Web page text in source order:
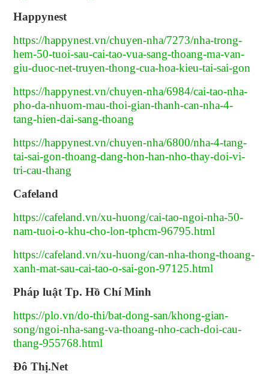
Happynest
https://happynest.vn/chuyen-nha/7273/nha-trong-
hem-50-tuoi-sau-cai-tao-vua-sang-thoang-ma-van-
giu-duoc-net-truyen-thong-cua-hoa-kieu-tai-sai-gon
https://happynest.vn/chuyen-nha/6984/cai-tao-nha-
pho-da-nhuom-mau-thoi-gian-thanh-can-nha-4-
tang-hien-dai-sang-thoang
https://happynest.vn/chuyen-nha/6800/nha-4-tang-
tai-sai-gon-thoang-dang-hon-han-nho-thay-doi-vi-
tri-cau-thang
Cafeland
https://cafeland.vn/xu-huong/cai-tao-ngoi-nha-50-
nam-tuoi-o-khu-cho-lon-tphcm-96795.html
https://cafeland.vn/xu-huong/can-nha-thong-thoang-
xanh-mat-sau-cai-tao-o-sai-gon-97125.html
Pháp luật Tp. Hồ Chí Minh
https://plo.vn/do-thi/bat-dong-san/khong-gian-
song/ngoi-nha-sang-va-thoang-nho-cach-doi-cau-
thang-955768.html
Đô Thị.Net